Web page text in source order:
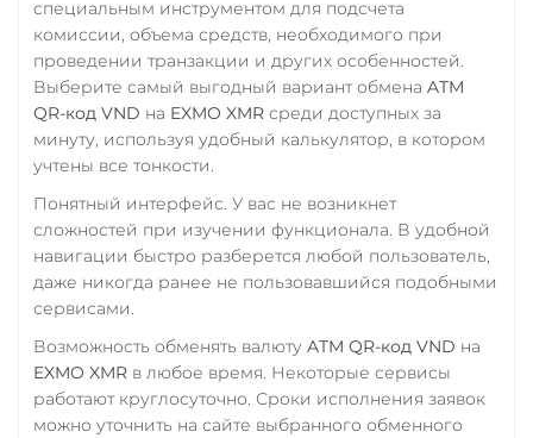
специальным инструментом для подсчета
комиссии, объема средств, необходимого при
проведении транзакции и других особенностей.
Выберите самый выгодный вариант обмена ATM
QR-код VND на EXMO XMR среди доступных за
минуту, используя удобный калькулятор, в котором
учтены все тонкости.
Понятный интерфейс. У вас не возникнет
сложностей при изучении функционала. В удобной
навигации быстро разберется любой пользователь,
даже никогда ранее не пользовавшийся подобными
сервисами.
Возможность обменять валюту ATM QR-код VND на
EXMO XMR в любое время. Некоторые сервисы
работают круглосуточно. Сроки исполнения заявок
можно уточнить на сайте выбранного обменного